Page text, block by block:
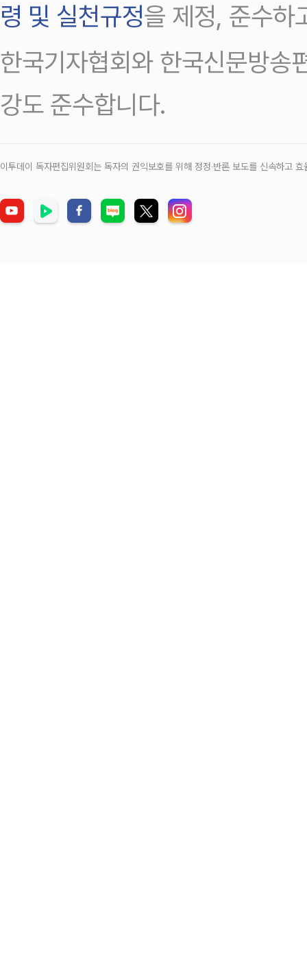
령 및 실천규정을 제정, 준수하
한국기자협회와 한국신문방송
강도 준수합니다.
이투데이 독자편집위원회는 독자의 권익보호를 위해 정정‧반론 보도를 신속하고